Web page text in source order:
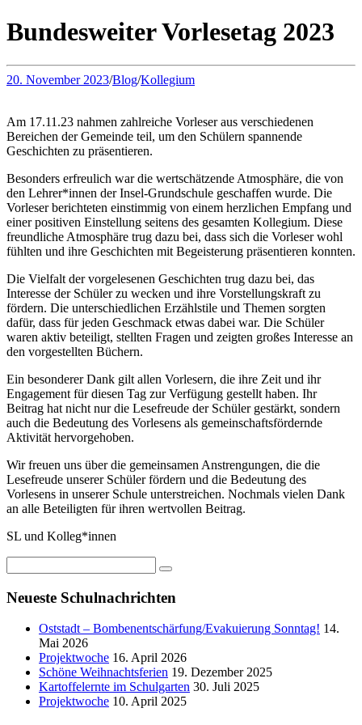
Bundesweiter Vorlesetag 2023
20. November 2023/Blog/Kollegium
Am 17.11.23 nahmen zahlreiche Vorleser aus verschiedenen
Bereichen der Gemeinde teil, um den Schülern spannende
Geschichten zu präsentieren.
Besonders erfreulich war die wertschätzende Atmosphäre, die von
den Lehrer*innen der Insel-Grundschule geschaffen wurde. Die
Vorleser berichteten einstimmig von einem herzlichen Empfang und
einer positiven Einstellung seitens des gesamten Kollegium. Diese
freundliche Atmosphäre trug dazu bei, dass sich die Vorleser wohl
fühlten und ihre Geschichten mit Begeisterung präsentieren konnten.
Die Vielfalt der vorgelesenen Geschichten trug dazu bei, das
Interesse der Schüler zu wecken und ihre Vorstellungskraft zu
fördern. Die unterschiedlichen Erzählstile und Themen sorgten
dafür, dass für jeden Geschmack etwas dabei war. Die Schüler
waren aktiv beteiligt, stellten Fragen und zeigten großes Interesse an
den vorgestellten Büchern.
Ein besonderer Dank gilt allen Vorlesern, die ihre Zeit und ihr
Engagement für diesen Tag zur Verfügung gestellt haben. Ihr
Beitrag hat nicht nur die Lesefreude der Schüler gestärkt, sondern
auch die Bedeutung des Vorlesens als gemeinschaftsfördernde
Aktivität hervorgehoben.
Wir freuen uns über die gemeinsamen Anstrengungen, die die
Lesefreude unserer Schüler fördern und die Bedeutung des
Vorlesens in unserer Schule unterstreichen. Nochmals vielen Dank
an alle Beteiligten für ihren wertvollen Beitrag.
SL und Kolleg*innen
Neueste Schulnachrichten
Oststadt – Bombenentschärfung/Evakuierung Sonntag! 14.
Mai 2026
Projektwoche 16. April 2026
Schöne Weihnachtsferien 19. Dezember 2025
Kartoffelernte im Schulgarten 30. Juli 2025
Projektwoche 10. April 2025